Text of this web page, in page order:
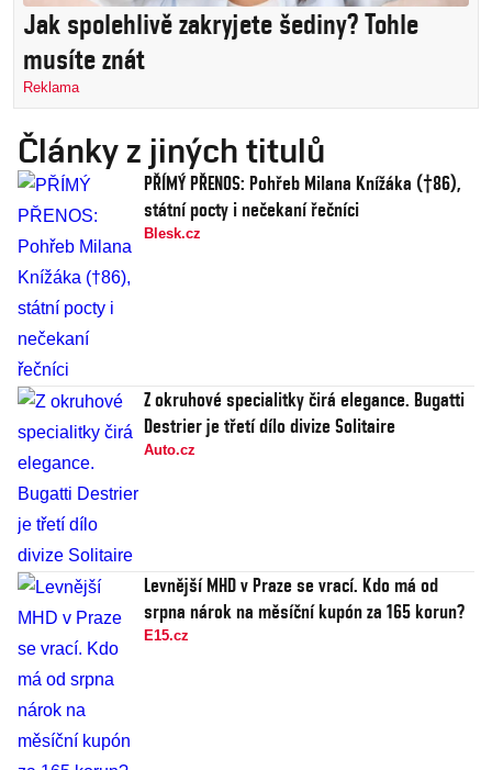
Jak spolehlivě zakryjete šediny? Tohle
musíte znát
Reklama
Články z jiných titulů
PŘÍMÝ PŘENOS: Pohřeb Milana Knížáka (†86),
státní pocty i nečekaní řečníci
Blesk.cz
Z okruhové specialitky čirá elegance. Bugatti
Destrier je třetí dílo divize Solitaire
Auto.cz
Levnější MHD v Praze se vrací. Kdo má od
srpna nárok na měsíční kupón za 165 korun?
E15.cz